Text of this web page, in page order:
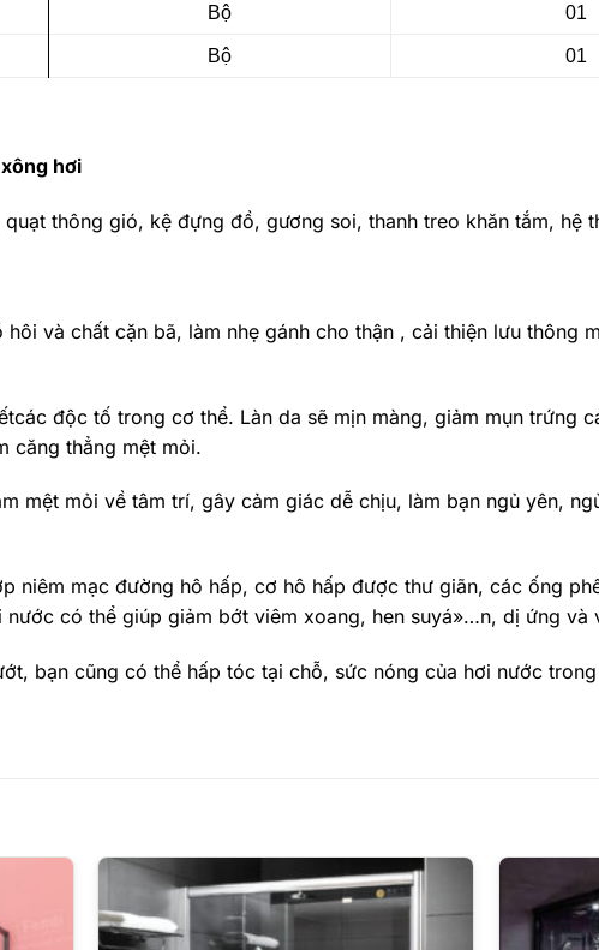
Bộ 01
Bộ 01
hơi
thông gió, kệ đựng đồ, gương soi, thanh treo khăn tắm, hệ
và chất cặn bã, làm nhẹ gánh cho thận , cải thiện lưu thông
độc tố trong cơ thể. Làn da sẽ mịn màng, giảm mụn trứng
căng thẳng mệt mỏi.
mệt mỏi về tâm trí, gây cảm giác dễ chịu, làm bạn ngủ yên,
niêm mạc đường hô hấp, cơ hô hấp được thư giãn, các ống
có thể giúp giảm bớt viêm xoang, hen suyá»…n, dị ứng và
bạn cũng có thể hấp tóc tại chỗ, sức nóng của hơi nước